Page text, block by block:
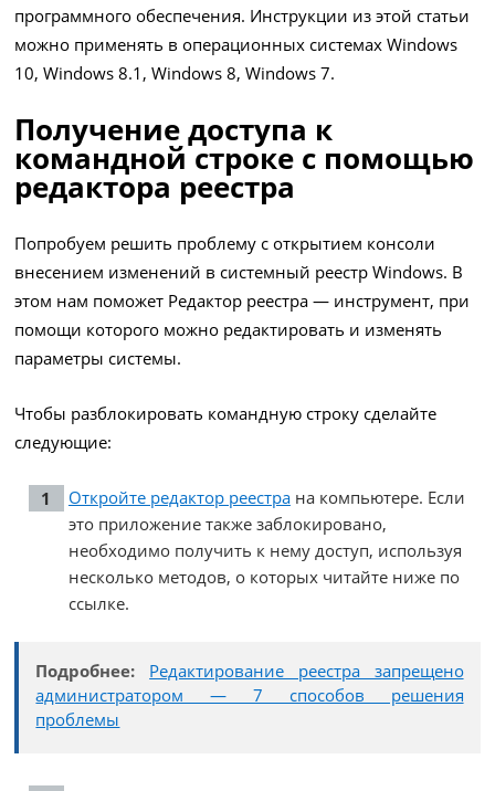
программного обеспечения. Инструкции из этой статьи
можно применять в операционных системах Windows
10, Windows 8.1, Windows 8, Windows 7.
Получение доступа к
командной строке с помощью
редактора реестра
Попробуем решить проблему с открытием консоли
внесением изменений в системный реестр Windows. В
этом нам поможет Редактор реестра — инструмент, при
помощи которого можно редактировать и изменять
параметры системы.
Чтобы разблокировать командную строку сделайте
следующие:
Откройте редактор реестрана компьютере. Если
это приложение также заблокировано,
необходимо получить к нему доступ, используя
несколько методов, о которых читайте ниже по
ссылке.
Подробнее:
Редактирование реестра запрещено
администратором — 7 способов решения
проблемы